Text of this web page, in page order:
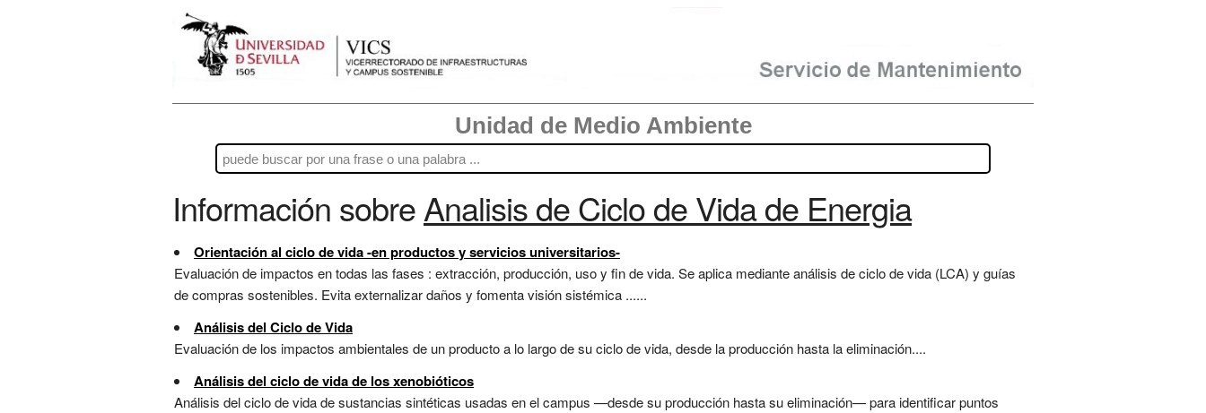
Unidad de Medio Ambiente
Información sobreAnalisis de Ciclo de Vida de Energia
Orientación al ciclo de vida -en productos y servicios universitarios-
Evaluación de impactos en todas las fases : extracción, producción, uso y fin de vida. Se aplica mediante análisis de ciclo de vida (LCA) y guías
de compras sostenibles. Evita externalizar daños y fomenta visión sistémica ......
Análisis del Ciclo de Vida
Evaluación de los impactos ambientales de un producto a lo largo de su ciclo de vida, desde la producción hasta la eliminación....
Análisis del ciclo de vida de los xenobióticos
Análisis del ciclo de vida de sustancias sintéticas usadas en el campus —desde su producción hasta su eliminación— para identificar puntos